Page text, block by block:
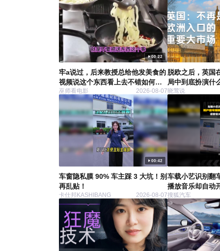
00:22
牢a说过，后来教授总给他发美食的
视频说这个东西看上去不错如何如
何，然后牢a半夜就要爬起来买菜烧
火确保教授第二天就能吃到一样的
_15
巫师看电影 2026-08-07
脱欧之后，英国
局中到底扮演什
晓莺说
00:42
车窗隐私膜 90% 车主踩 3 大坑！别
再乱贴！
卡仕邦KASHIBANG 2026-08-07
车载小艺识别翻
播放音乐却自动
待优化
搜狐汽车